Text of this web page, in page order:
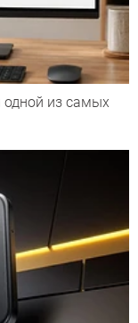
одной из самых